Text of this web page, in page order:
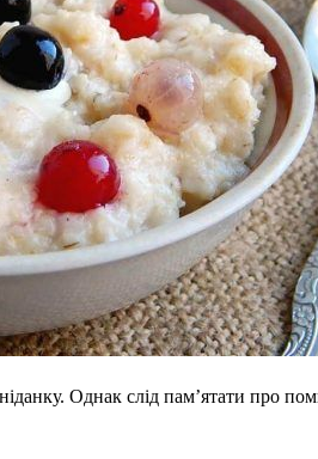
Однак слід пам’ятати про